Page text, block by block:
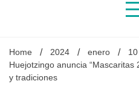
Home 2024 enero
10
Huejotzingo anuncia
y tradiciones